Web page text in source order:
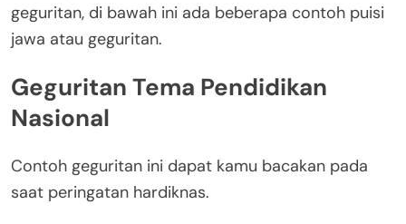
geguritan, di bawah ini ada beberapa contoh puisi
jawa atau geguritan.
Geguritan Tema Pendidikan
Nasional
Contoh geguritan ini dapat kamu bacakan pada
saat peringatan hardiknas.